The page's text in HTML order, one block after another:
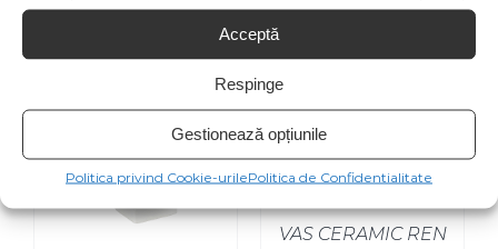
Acceptă
Respinge
Gestionează opțiunile
Politica privind Cookie-urilePolitica de Confidentialitate
SELECT OPTIONS
VAS CERAMIC REN